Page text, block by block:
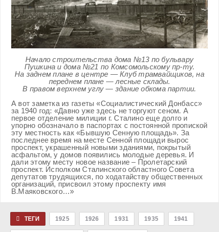
Начало строительства дома №13 по бульвару
Пушкина и дома №21 по Комсомольскому пр-ту.
На заднем плане в центре — Клуб трамвайщиков, на
переднем плане — лесные склады.
В правом верхнем углу — здание обкома партии.
А вот заметка из газеты «Социалистический Донбасс»
за 1940 год: «Давно уже здесь не торгуют сеном. А
первое отделение милиции г. Сталино еще долго и
упорно обозначало в паспортах с постоянной пропиской
эту местность как «Бывшую Сенную площадь». За
последнее время на месте Сенной площади вырос
проспект, украшенный новыми зданиями, покрытый
асфальтом, у домов появились молодые деревья. И
дали этому месту новое название – Пролетарский
проспект. Исполком Сталинского областного Совета
депутатов трудящихся, по ходатайству общественных
организаций, присвоил этому проспекту имя
В.Маяковского…»
ТЕГИ 1925 1926 1931 1935 1941